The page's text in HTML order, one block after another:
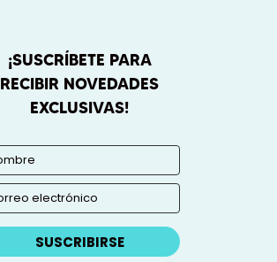
¡SUSCRÍBETE PARA
RECIBIR NOVEDADES
EXCLUSIVAS!
SUSCRIBIRSE